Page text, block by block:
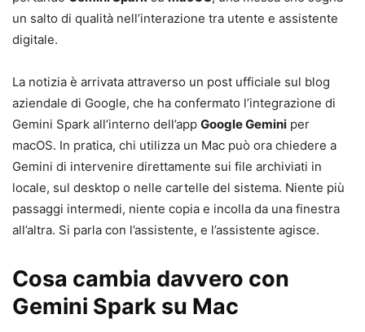
un salto di qualità nell’interazione tra utente e assistente
digitale.
La notizia è arrivata attraverso un post ufficiale sul blog
aziendale di Google, che ha confermato l’integrazione di
Gemini Spark all’interno dell’app Google Gemini per
macOS. In pratica, chi utilizza un Mac può ora chiedere a
Gemini di intervenire direttamente sui file archiviati in
locale, sul desktop o nelle cartelle del sistema. Niente più
passaggi intermedi, niente copia e incolla da una finestra
all’altra. Si parla con l’assistente, e l’assistente agisce.
Cosa cambia davvero con
Gemini Spark su Mac